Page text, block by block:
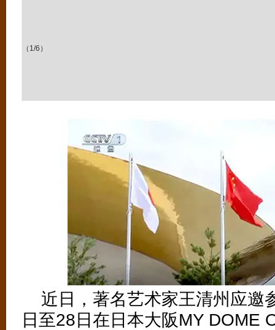
（1/6）
近日，著名艺术家王清州应邀
日至28日在日本大阪MY DOME